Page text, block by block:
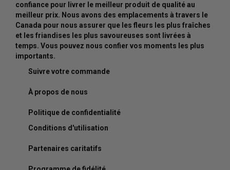
confiance pour livrer le meilleur produit de qualité au
meilleur prix. Nous avons des emplacements à travers le
Canada pour nous assurer que les fleurs les plus fraîches
et les friandises les plus savoureuses sont livrées à
temps. Vous pouvez nous confier vos moments les plus
importants.
Suivre votre commande
À propos de nous
Politique de confidentialité
Conditions d'utilisation
Partenaires caritatifs